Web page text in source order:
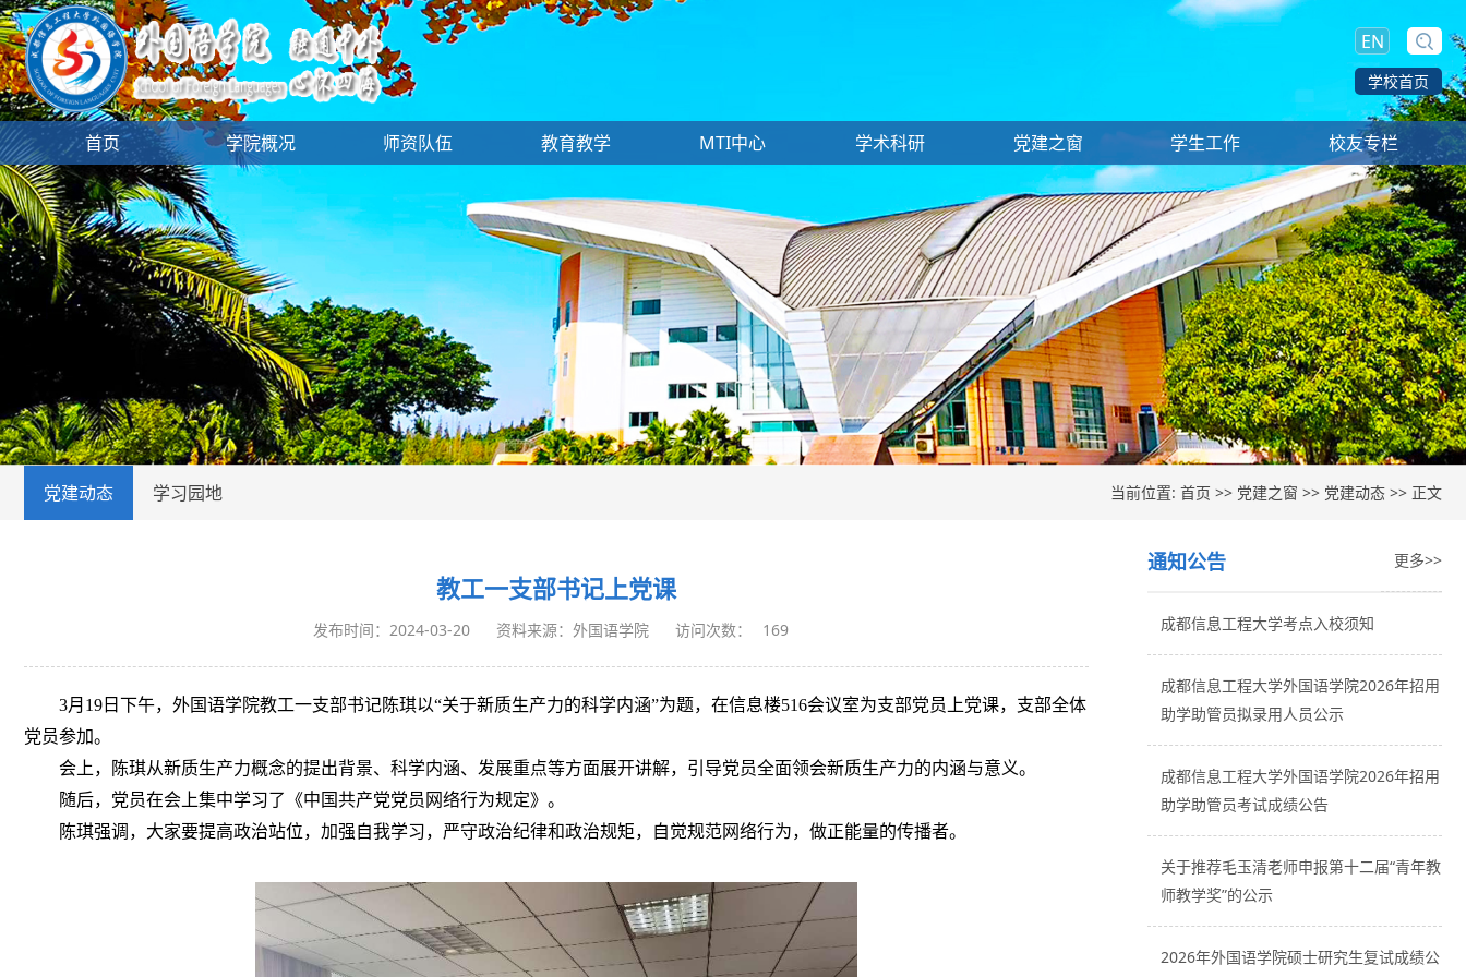
EN
学校首页
首页 学院概况 师资队伍 教育教学 MTI中心 学术科研 党建之窗 学生工作 校友专栏
党建动态 学习园地 当前位置: 首页 >> 党建之窗 >> 党建动态 >> 正文
教工一支部书记上党课
发布时间：2024-03-20 资料来源：外国语学院 访问次数： 169
3月19日下午， 外国语学院教工一支部书记陈琪以“关于新质生产力的科学内涵”为题，在信息楼516会议室为支部党员上党课，支部全体
党员参加。
会上，陈琪从新质生产力概念的提出背景、科学内涵、发展重点等方面展开讲解，引导党员全面领会新质生产力的内涵与意义。
随后，党员在会上集中学习了《中国共产党党员网络行为规定》。
陈琪强调，大家要提高政治站位，加强自我学习，严守政治纪律和政治规矩，自觉规范网络行为，做正能量的传播者。
通知公告 更多>>
成都信息工程大学考点入校须知
成都信息工程大学外国语学院2026年招用
助学助管员拟录用人员公示
成都信息工程大学外国语学院2026年招用
助学助管员考试成绩公告
关于推荐毛玉清老师申报第十二届“青年教
师教学奖”的公示
2026年外国语学院硕士研究生复试成绩公